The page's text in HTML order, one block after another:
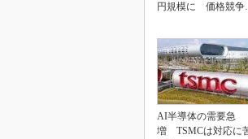
円規模に 価格競争
AI半導体の需要急
増 TSMCは対応に